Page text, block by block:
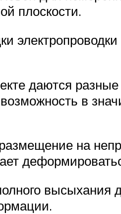
плоскости.
даются
в
на
высыхания